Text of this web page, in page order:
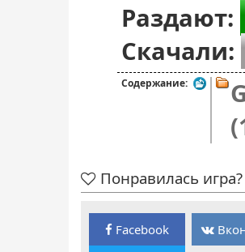
Раздают:
Скачали:
Содержание:
Понравилась
Facebook